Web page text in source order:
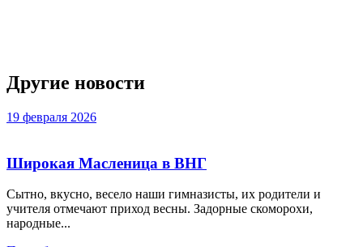
Другие новости
19 февраля 2026
Широкая Масленица в ВНГ
Сытно, вкусно, весело наши гимназисты, их родители и
учителя отмечают приход весны. Задорные скоморохи,
народные...